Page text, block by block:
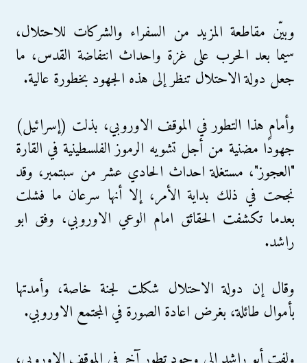
وبيّن مقاطعة المزيد من السفراء والشركات للاحتلال،
سيما بعد الحرب على غزة واحداث انتفاضة القدس، ما
جعل دولة الاحتلال تنظر إلى هذه الجهود بخطورة عالية.
وأمام هذا التطور في الموقف الاوروبي، بذلت (إسرائيل)
جهودًا مضنية من أجل تشويه الرموز الفلسطينية في القارة
"العجوز"، مستغلة احداث الحادي عشر من سبتمبر، وقد
نجحت في ذلك بداية الأمر، إلا أنها سرعان ما فشلت
بعدما تكشفت الحقائق امام الوعي الاوروبي، وفق ابو
راشد.
وقال إن دولة الاحتلال شكلت لجنة خاصة، وأمدتها
بأموال طائلة، بغرض اعادة الصورة في المجتمع الاوروبي.